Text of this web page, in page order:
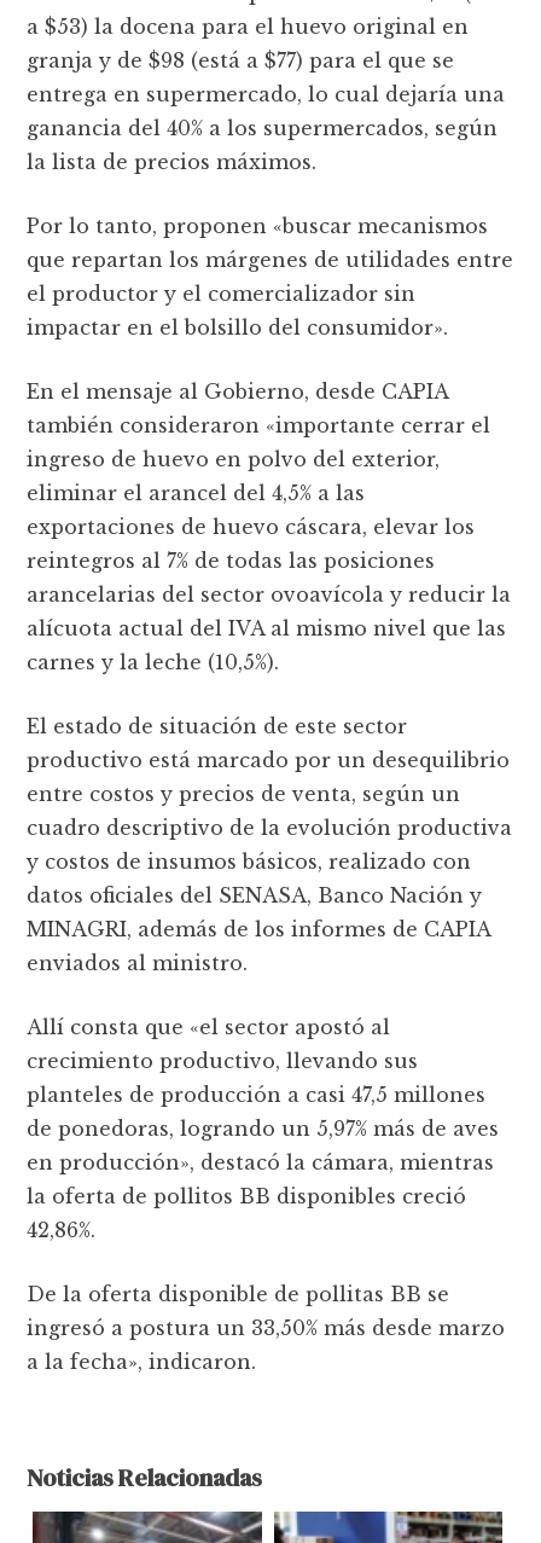
a $53) la docena para el huevo original en
granja y de $98 (está a $77) para el que se
entrega en supermercado, lo cual dejaría una
ganancia del 40% a los supermercados, según
la lista de precios máximos.
Por lo tanto, proponen «buscar mecanismos
que repartan los márgenes de utilidades entre
el productor y el comercializador sin
impactar en el bolsillo del consumidor».
En el mensaje al Gobierno, desde CAPIA
también consideraron «importante cerrar el
ingreso de huevo en polvo del exterior,
eliminar el arancel del 4,5% a las
exportaciones de huevo cáscara, elevar los
reintegros al 7% de todas las posiciones
arancelarias del sector ovoavícola y reducir la
alícuota actual del IVA al mismo nivel que las
carnes y la leche (10,5%).
El estado de situación de este sector
productivo está marcado por un desequilibrio
entre costos y precios de venta, según un
cuadro descriptivo de la evolución productiva
y costos de insumos básicos, realizado con
datos oficiales del SENASA, Banco Nación y
MINAGRI, además de los informes de CAPIA
enviados al ministro.
Allí consta que «el sector apostó al
crecimiento productivo, llevando sus
planteles de producción a casi 47,5 millones
de ponedoras, logrando un 5,97% más de aves
en producción», destacó la cámara, mientras
la oferta de pollitos BB disponibles creció
42,86%.
De la oferta disponible de pollitas BB se
ingresó a postura un 33,50% más desde marzo
a la fecha», indicaron.
Noticias Relacionadas